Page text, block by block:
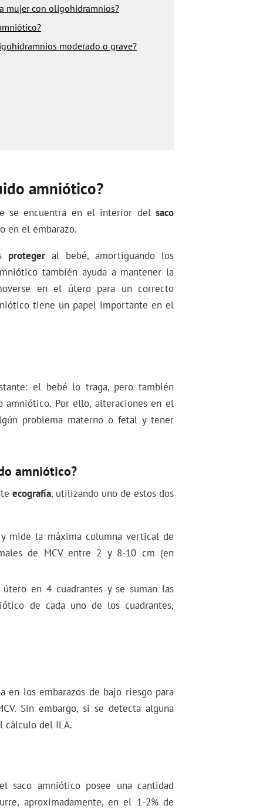
mujer con oligohidramnios?
moderado o grave?
amniótico?
se encuentra en el interior del saco
en el embarazo.
proteger al bebé, amortiguando los
también ayuda a mantener la
en el útero para un correcto
tiene un papel importante en el
el bebé lo traga, pero también
Por ello, alteraciones en el
problema materno o fetal y tener
amniótico?
ecografía, utilizando uno de estos dos
mide la máxima columna vertical de
de MCV entre 2 y 8-10 cm (en
en 4 cuadrantes y se suman las
de cada uno de los cuadrantes,
en los embarazos de bajo riesgo para
Sin embargo, si se detecta alguna
cálculo del ILA.
saco amniótico posee una cantidad
aproximadamente, en el 1-2% de